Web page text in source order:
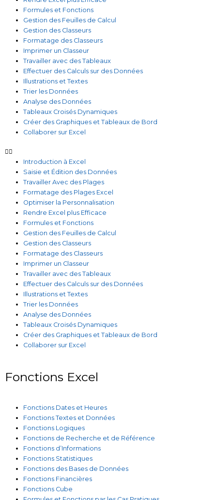
Formules et Fonctions
Gestion des Feuilles de Calcul
Gestion des Classeurs
Formatage des Classeurs
Imprimer un Classeur
Travailler avec des Tableaux
Effectuer des Calculs sur des Données
Illustrations et Textes
Trier les Données
Analyse des Données
Tableaux Croisés Dynamiques
Créer des Graphiques et Tableaux de Bord
Collaborer sur Excel
Introduction à Excel
Saisie et Édition des Données
Travailler Avec des Plages
Formatage des Plages Excel
Optimiser la Personnalisation
Rendre Excel plus Efficace
Formules et Fonctions
Gestion des Feuilles de Calcul
Gestion des Classeurs
Formatage des Classeurs
Imprimer un Classeur
Travailler avec des Tableaux
Effectuer des Calculs sur des Données
Illustrations et Textes
Trier les Données
Analyse des Données
Tableaux Croisés Dynamiques
Créer des Graphiques et Tableaux de Bord
Collaborer sur Excel
Fonctions Excel
Fonctions Dates et Heures
Fonctions Textes et Données
Fonctions Logiques
Fonctions de Recherche et de Référence
Fonctions d’Informations
Fonctions Statistiques
Fonctions des Bases de Données
Fonctions Financières
Fonctions Cube